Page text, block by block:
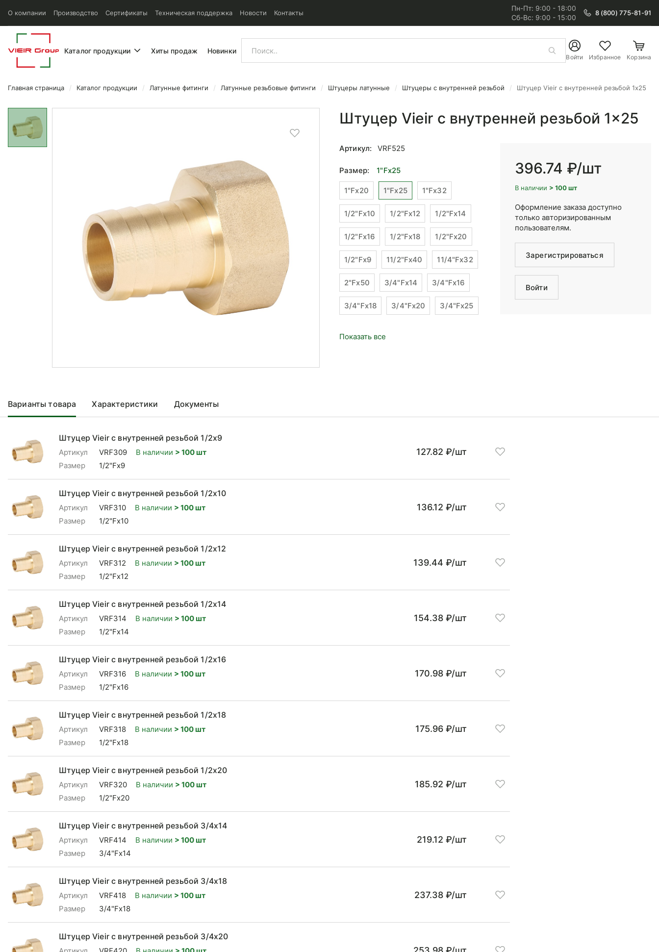
О компании Производство Сертификаты Техническая поддержка Новости Контакты
Пн-Пт: 9:00 - 18:00
Сб-Вс: 9:00 - 15:00
8 (800) 775-81-91
Каталог продукции Хиты продаж Новинки
Войти Избранное Корзина
Главная страница Каталог продукции Латунные фитинги Латунные резьбовые фитинги Штуцеры латунные Штуцеры с внутренней резьбой Штуцер Vieir с внутренней резьбой 1x25
Штуцер Vieir с внутренней резьбой 1x25
Артикул: VRF525
Размер: 1"Fx25
1"Fx20 1"Fx25 1"Fx32
1/2"Fx10 1/2"Fx12 1/2"Fx14
1/2"Fx16 1/2"Fx18 1/2"Fx20
1/2"Fx9 11/2"Fx40 11/4"Fx32
2"Fx50 3/4"Fx14 3/4"Fx16
3/4"Fx18 3/4"Fx20 3/4"Fx25
Показать все
396.74 ₽/шт
В наличии > 100 шт
Оформление заказа доступно
только авторизированным
пользователям.
Зарегистрироваться
Войти
Варианты товара Характеристики Документы
Штуцер Vieir с внутренней резьбой 1/2x9
Артикул VRF309 В наличии > 100 шт
Размер
1/2"Fx9
127.82 ₽/шт
Штуцер Vieir с внутренней резьбой 1/2x10
Артикул VRF310 В наличии > 100 шт
Размер
1/2"Fx10
136.12 ₽/шт
Штуцер Vieir с внутренней резьбой 1/2x12
Артикул VRF312 В наличии > 100 шт
Размер
1/2"Fx12
139.44 ₽/шт
Штуцер Vieir с внутренней резьбой 1/2x14
Артикул VRF314 В наличии > 100 шт
Размер
1/2"Fx14
154.38 ₽/шт
Штуцер Vieir с внутренней резьбой 1/2x16
Артикул VRF316 В наличии > 100 шт
Размер
1/2"Fx16
170.98 ₽/шт
Штуцер Vieir с внутренней резьбой 1/2x18
Артикул VRF318 В наличии > 100 шт
Размер
1/2"Fx18
175.96 ₽/шт
Штуцер Vieir с внутренней резьбой 1/2x20
Артикул VRF320 В наличии > 100 шт
Размер
1/2"Fx20
185.92 ₽/шт
Штуцер Vieir с внутренней резьбой 3/4x14
Артикул VRF414 В наличии > 100 шт
Размер
3/4"Fx14
219.12 ₽/шт
Штуцер Vieir с внутренней резьбой 3/4x18
Артикул VRF418 В наличии > 100 шт
Размер
3/4"Fx18
237.38 ₽/шт
Штуцер Vieir с внутренней резьбой 3/4x20